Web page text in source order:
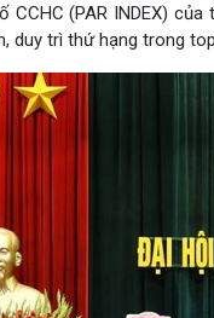
(PAR INDEX)
duy trì thứ hạng trong